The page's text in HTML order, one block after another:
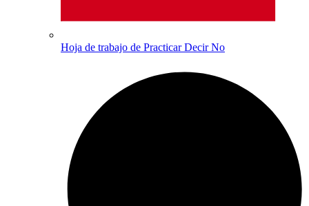
Hoja de trabajo de Practicar Decir No